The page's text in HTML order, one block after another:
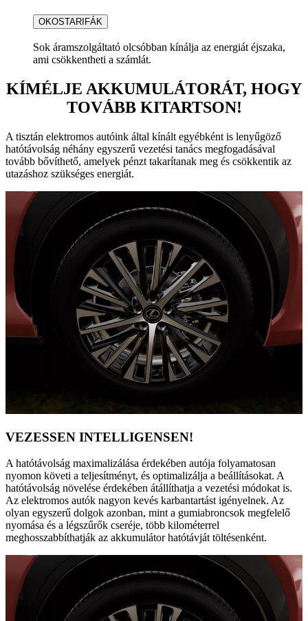
OKOSTARIFÁK
Sok áramszolgáltató olcsóbban kínálja az energiát éjszaka,
ami csökkentheti a számlát.
KÍMÉLJE AKKUMULÁTORÁT, HOGY
TOVÁBB KITARTSON!
A tisztán elektromos autóink által kínált egyébként is lenyűgöző
hatótávolság néhány egyszerű vezetési tanács megfogadásával
tovább bővíthető, amelyek pénzt takarítanak meg és csökkentik az
utazáshoz szükséges energiát.
VEZESSEN INTELLIGENSEN!
A hatótávolság maximalizálása érdekében autója folyamatosan
nyomon követi a teljesítményt, és optimalizálja a beállításokat. A
hatótávolság növelése érdekében átállíthatja a vezetési módokat is.
Az elektromos autók nagyon kevés karbantartást igényelnek. Az
olyan egyszerű dolgok azonban, mint a gumiabroncsok megfelelő
nyomása és a légszűrők cseréje, több kilométerrel
meghosszabbíthatják az akkumulátor hatótávját töltésenként.